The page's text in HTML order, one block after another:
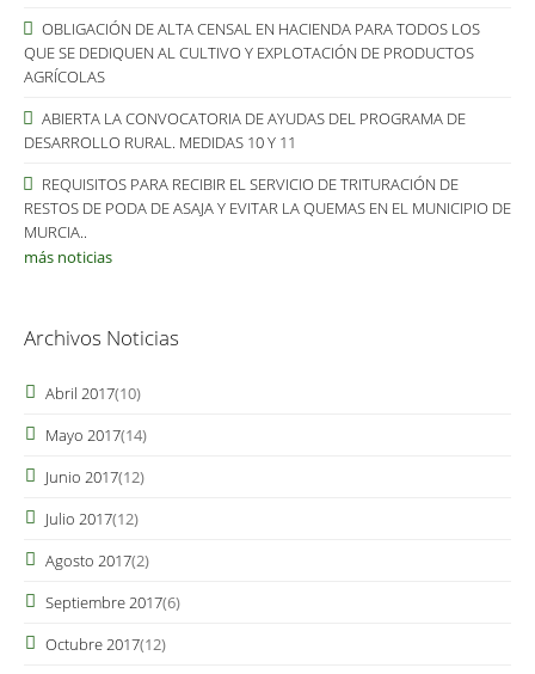
OBLIGACIÓN DE ALTA CENSAL EN HACIENDA PARA TODOS LOS
QUE SE DEDIQUEN AL CULTIVO Y EXPLOTACIÓN DE PRODUCTOS
AGRÍCOLAS
ABIERTA LA CONVOCATORIA DE AYUDAS DEL PROGRAMA DE
DESARROLLO RURAL. MEDIDAS 10 Y 11
REQUISITOS PARA RECIBIR EL SERVICIO DE TRITURACIÓN DE
RESTOS DE PODA DE ASAJA Y EVITAR LA QUEMAS EN EL MUNICIPIO DE
MURCIA..
más noticias
Archivos Noticias
Abril 2017(10)
Mayo 2017(14)
Junio 2017(12)
Julio 2017(12)
Agosto 2017(2)
Septiembre 2017(6)
Octubre 2017(12)